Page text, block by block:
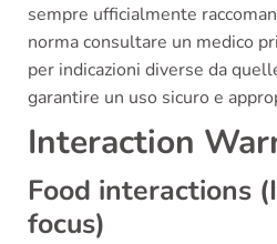
sempre ufficialmente
norma consultare un medico
per indicazioni diverse da
garantire un uso sicuro e
Interaction
Food interactions
focus)